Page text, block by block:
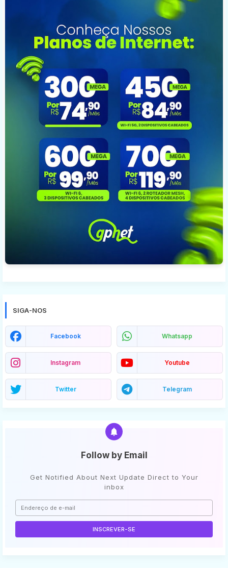
SIGA-NOS
Facebook Whatsapp
Instagram Youtube
Twitter Telegram
Follow by Email
Get Notified About Next Update Direct to Your
inbox